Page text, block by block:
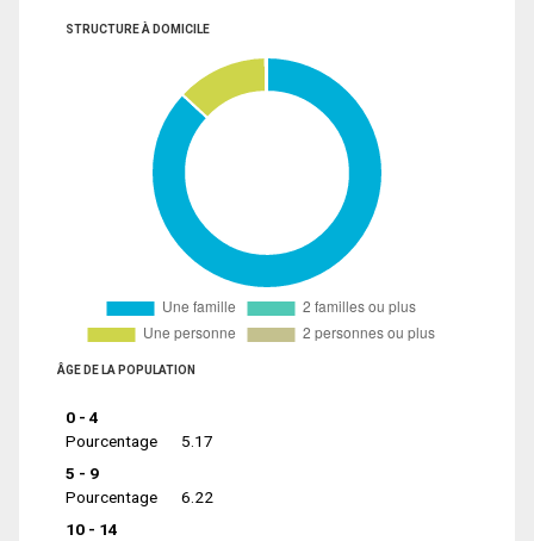
STRUCTURE À DOMICILE
ÂGE DE LA POPULATION
0 - 4
Pourcentage
5.17
5 - 9
Pourcentage
6.22
10 - 14